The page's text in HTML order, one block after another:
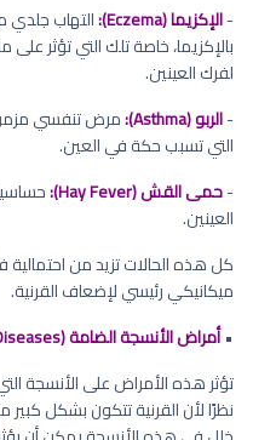
-الإكزيما (Eczema):
التهاب
بالإكزيما، خاصة تلك التي تؤثر
لفرك العينين.
-الربو (Asthma):
مرض تنفسي
التي تسبب حكة في العين.
-حمى القش (Hay Fever):
العينين.
كل هذه الحالات تزيد من
ميكانيكي رئيسي لإضعاف القرنية.
•أمراض الأنسجة الضامة (Connective Tissue Diseases):
تؤثر هذه الأمراض على الأنسجة
نظرًا لأن القرنية تتكون بشكل